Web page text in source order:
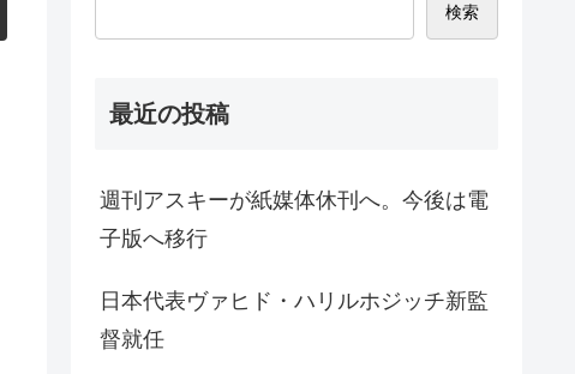
検索
最近の投稿
週刊アスキーが紙媒体休刊へ。今後は電
子版へ移行
日本代表ヴァヒド・ハリルホジッチ新監
督就任